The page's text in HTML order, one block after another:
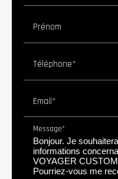
Prénom
Téléphone*
Email*
Message*